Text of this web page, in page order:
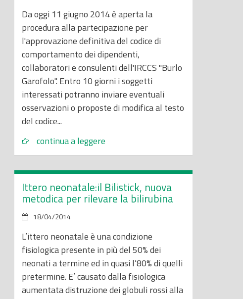
Da oggi 11 giugno 2014 è aperta la
procedura alla partecipazione per
l'approvazione definitiva del codice di
comportamento dei dipendenti,
collaboratori e consulenti dell'IRCCS "Burlo
Garofolo". Entro 10 giorni i soggetti
interessati potranno inviare eventuali
osservazioni o proposte di modifica al testo
del codice...
continua a leggere
Ittero neonatale:il Bilistick, nuova
metodica per rilevare la bilirubina
18/04/2014
L’ittero neonatale è una condizione
fisiologica presente in più del 50% dei
neonati a termine ed in quasi l’80% di quelli
pretermine. E’ causato dalla fisiologica
aumentata distruzione dei globuli rossi alla